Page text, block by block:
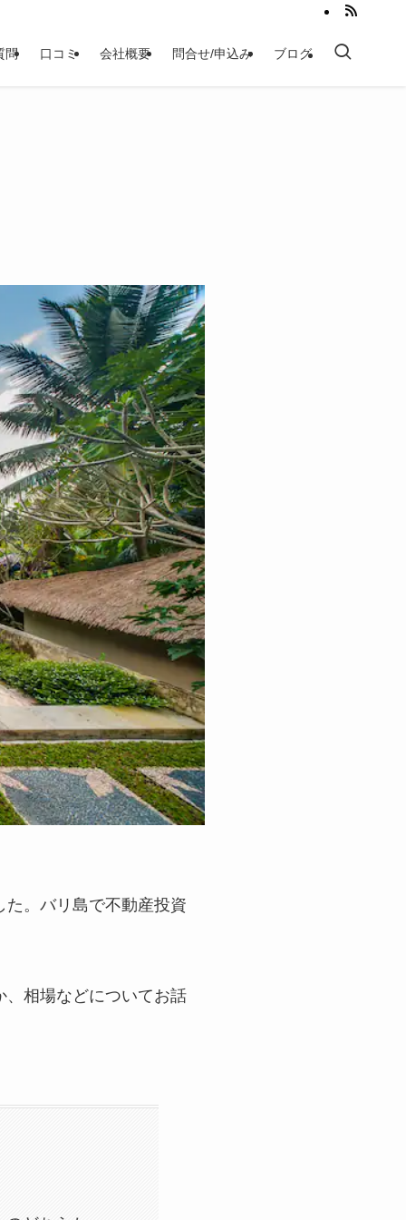
問 口コミ 会社概要 問合せ/申込み ブログ
。バリ島で不動産投資
、相場などについてお話